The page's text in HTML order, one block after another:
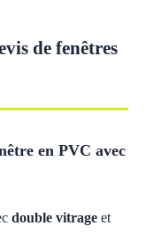
de fenêtres
en PVC avec
double vitrage et